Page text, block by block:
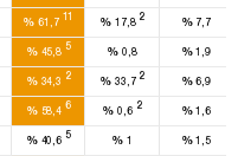
% 61,7 11 %17,8 2 %7,7
%45,85 % 0,8 %1,9
%34,3 2 %33,7 2 %6,9
%58,46 % 0,6 2 %1,6
%40,65 % 1 %1,5